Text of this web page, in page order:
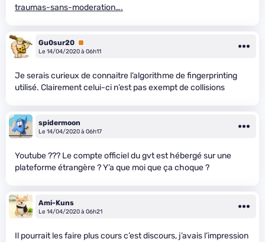
traumas-sans-moderation….
Gu0sur20 Premium
Le 14/04/2020 à 06h11
Je serais curieux de connaitre l’algorithme de fingerprinting
utilisé. Clairement celui-ci n’est pas exempt de collisions
spidermoon
Le 14/04/2020 à 06h17
Youtube ??? Le compte officiel du gvt est hébergé sur une
plateforme étrangère ? Y’a que moi que ça choque ?
Ami-Kuns
Le 14/04/2020 à 06h21
Il pourrait les faire plus cours c’est discours, j’avais l’impression